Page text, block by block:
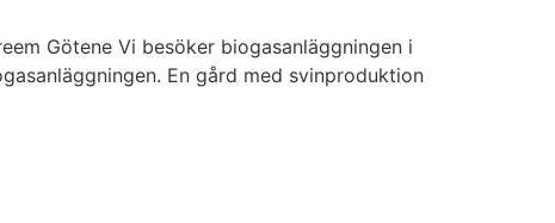
Götene Vi besöker biogasanläggningen i
En gård med svinproduktion